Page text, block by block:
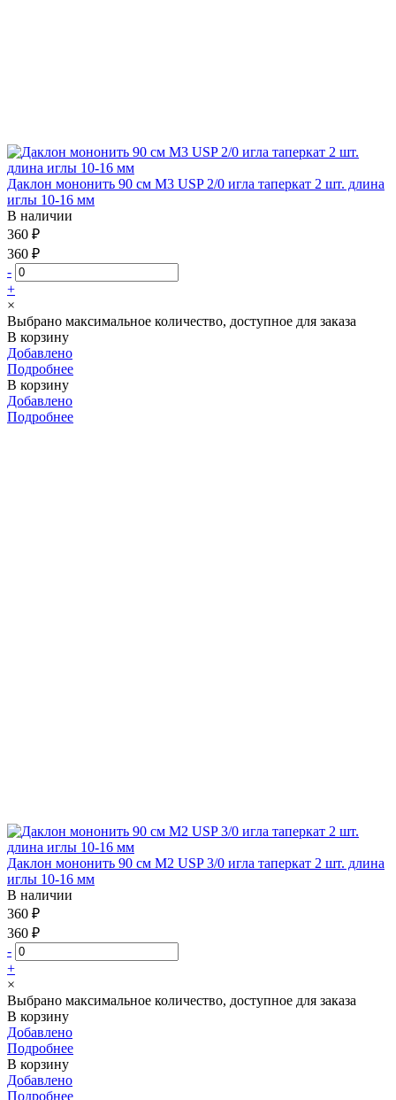
Даклон мононить 90 см М3 USP 2/0 игла таперкат 2 шт. длина
иглы 10-16 мм
В наличии
360 ₽
360 ₽
-
+
×
Выбрано максимальное количество, доступное для заказа
В корзину
Добавлено
Подробнее
В корзину
Добавлено
Подробнее
Даклон мононить 90 см М2 USP 3/0 игла таперкат 2 шт. длина
иглы 10-16 мм
В наличии
360 ₽
360 ₽
-
+
×
Выбрано максимальное количество, доступное для заказа
В корзину
Добавлено
Подробнее
В корзину
Добавлено
Подробнее